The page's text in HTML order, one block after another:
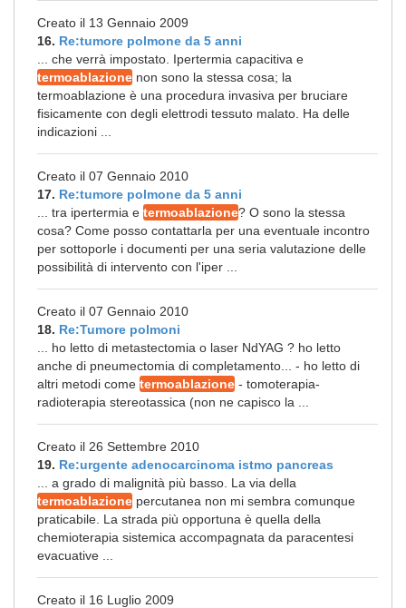
Creato il 13 Gennaio 2009
16. Re:tumore polmone da 5 anni
... che verrà impostato. Ipertermia capacitiva e
termoablazione non sono la stessa cosa; la
termoablazione è una procedura invasiva per bruciare
fisicamente con degli elettrodi tessuto malato. Ha delle
indicazioni ...
Creato il 07 Gennaio 2010
17. Re:tumore polmone da 5 anni
... tra ipertermia e termoablazione? O sono la stessa
cosa? Come posso contattarla per una eventuale incontro
per sottoporle i documenti per una seria valutazione delle
possibilità di intervento con l'iper ...
Creato il 07 Gennaio 2010
18. Re:Tumore polmoni
... ho letto di metastectomia o laser NdYAG ? ho letto
anche di pneumectomia di completamento... - ho letto di
altri metodi come termoablazione - tomoterapia-
radioterapia stereotassica (non ne capisco la ...
Creato il 26 Settembre 2010
19. Re:urgente adenocarcinoma istmo pancreas
... a grado di malignità più basso. La via della
termoablazione percutanea non mi sembra comunque
praticabile. La strada più opportuna è quella della
chemioterapia sistemica accompagnata da paracentesi
evacuative ...
Creato il 16 Luglio 2009